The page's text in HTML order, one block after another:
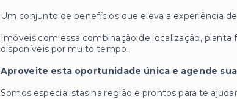
Um conjunto de benefícios que eleva a experiência
Imóveis com essa combinação de localização,
disponíveis por muito tempo.
Aproveite esta oportunidade única e agende
Somos especialistas na região e prontos para te